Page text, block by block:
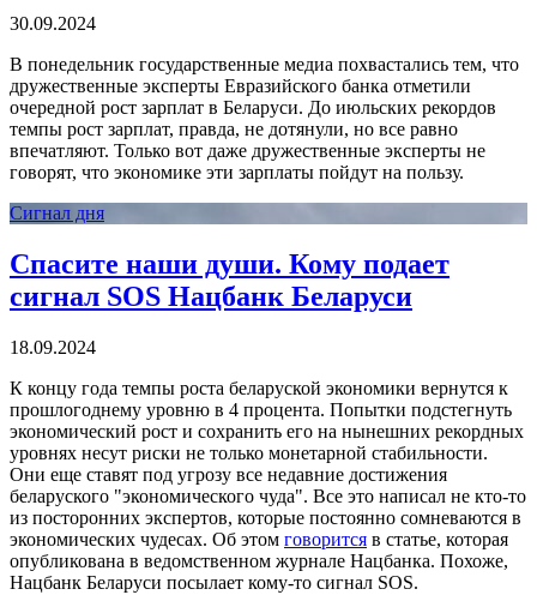
30.09.2024
В понедельник государственные медиа похвастались тем, что
дружественные эксперты Евразийского банка отметили
очередной рост зарплат в Беларуси. До июльских рекордов
темпы рост зарплат, правда, не дотянули, но все равно
впечатляют. Только вот даже дружественные эксперты не
говорят, что экономике эти зарплаты пойдут на пользу.
Сигнал дня
Спасите наши души. Кому подает
сигнал SOS Нацбанк Беларуси
18.09.2024
К концу года темпы роста беларуской экономики вернутся к
прошлогоднему уровню в 4 процента. Попытки подстегнуть
экономический рост и сохранить его на нынешних рекордных
уровнях несут риски не только монетарной стабильности.
Они еще ставят под угрозу все недавние достижения
беларуского "экономического чуда". Все это написал не кто-то
из посторонних экспертов, которые постоянно сомневаются в
экономических чудесах. Об этом говорится в статье, которая
опубликована в ведомственном журнале Нацбанка. Похоже,
Нацбанк Беларуси посылает кому-то сигнал SOS.